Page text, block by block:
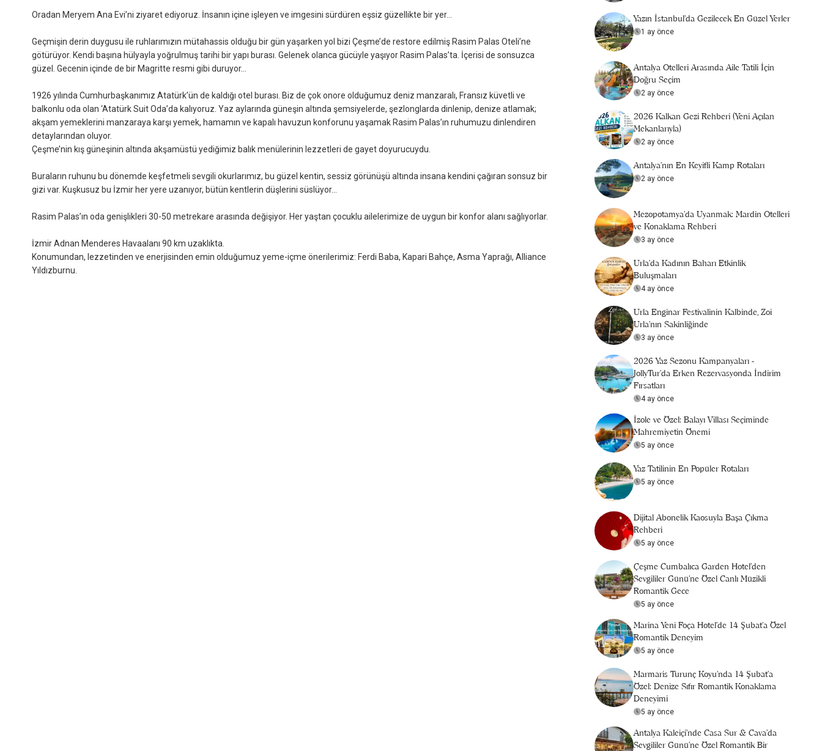
Oradan Meryem Ana Evi’ni ziyaret ediyoruz. İnsanın içine işleyen ve imgesini sürdüren eşsiz güzellikte bir yer...
Geçmişin derin duygusu ile ruhlarımızın mütahassis olduğu bir gün yaşarken yol bizi Çeşme’de restore edilmiş Rasim Palas Oteli’ne
götürüyor. Kendi başına hülyayla yoğrulmuş tarihi bir yapı burası. Gelenek olanca gücüyle yaşıyor Rasim Palas’ta. İçerisi de sonsuzca
güzel. Gecenin içinde de bir Magritte resmi gibi duruyor…
1926 yılında Cumhurbaşkanımız Atatürk’ün de kaldığı otel burası. Biz de çok onore olduğumuz deniz manzaralı, Fransız küvetli ve
balkonlu oda olan ‘Atatürk Suit Oda’da kalıyoruz. Yaz aylarında güneşin altında şemsiyelerde, şezlonglarda dinlenip, denize atlamak;
akşam yemeklerini manzaraya karşı yemek, hamamın ve kapalı havuzun konforunu yaşamak Rasim Palas’ın ruhumuzu dinlendiren
detaylarından oluyor.
Çeşme’nin kış güneşinin altında akşamüstü yediğimiz balık menülerinin lezzetleri de gayet doyurucuydu.
Buraların ruhunu bu dönemde keşfetmeli sevgili okurlarımız, bu güzel kentin, sessiz görünüşü altında insana kendini çağıran sonsuz bir
gizi var. Kuşkusuz bu İzmir her yere uzanıyor, bütün kentlerin düşlerini süslüyor…
Rasim Palas’ın oda genişlikleri 30-50 metrekare arasında değişiyor. Her yaştan çocuklu ailelerimize de uygun bir konfor alanı sağlıyorlar.
İzmir Adnan Menderes Havaalanı 90 km uzaklıkta.
Konumundan, lezzetinden ve enerjisinden emin olduğumuz yeme-içme önerilerimiz: Ferdi Baba, Kapari Bahçe, Asma Yaprağı, Alliance
Yıldızburnu.
Yazın İstanbul'da Gezilecek En Güzel Yerler
1 ay önce
Antalya Otelleri Arasında Aile Tatili İçin
Doğru Seçim
2 ay önce
2026 Kalkan Gezi Rehberi (Yeni Açılan
Mekanlarıyla)
2 ay önce
Antalya’nın En Keyifli Kamp Rotaları
2 ay önce
Mezopotamya’da Uyanmak: Mardin Otelleri
ve Konaklama Rehberi
3 ay önce
Urla'da Kadının Baharı Etkinlik
Buluşmaları
4 ay önce
Urla Enginar Festivalinin Kalbinde, Zoi
Urla’nın Sakinliğinde
3 ay önce
2026 Yaz Sezonu Kampanyaları -
JollyTur'da Erken Rezervasyonda İndirim
Fırsatları
4 ay önce
İzole ve Özel: Balayı Villası Seçiminde
Mahremiyetin Önemi
5 ay önce
Yaz Tatilinin En Popüler Rotaları
5 ay önce
Dijital Abonelik Kaosuyla Başa Çıkma
Rehberi
5 ay önce
Çeşme Cumbalıca Garden Hotel’den
Sevgililer Günü’ne Özel Canlı Müzikli
Romantik Gece
5 ay önce
Marina Yeni Foça Hotel’de 14 Şubat’a Özel
Romantik Deneyim
5 ay önce
Marmaris Turunç Koyu'nda 14 Şubat’a
Özel: Denize Sıfır Romantik Konaklama
Deneyimi
5 ay önce
Antalya Kaleiçi'nde Casa Sur & Cava’da
Sevgililer Günü’ne Özel Romantik Bir